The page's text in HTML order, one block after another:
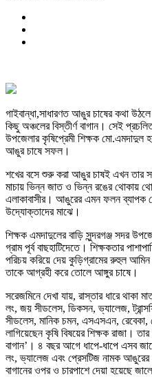
গাইবান্ধা,সাধারণত আঙুর চাষের কথা উঠলে
কিছু অঞ্চলের বিস্তীর্ণ বাগান। সেই
উপজেলার কৃষিপ্রেমী শিক্ষক মো.এমদাদুল
আঙুর চাষে সফল।
শখের বসে শুরু করা আঙুর চাষই এখন তার
মাচায় ভিন্ন জাত ও ভিন্ন রঙের থোকায়
এলাকাবাসীর। আঙুরের এমন ফলন ব্যাপক
উদ্যোক্তাদের মাঝে।
শিক্ষক এমদাদুলের বাড়ি সুন্দরগঞ্জ সদর
গ্রাম পূর্ব বাছহাটিদেতে। শিক্ষকতার
পরিচয় করিয়ে দেয় কুড়িগ্রামের রুহুল
তাকে আগ্রহী করে তোলে আঙ্গুর চাষে।
সরেজমিনে দেখা যায়, রাস্তার ধারে
লং, জয় সীডলেস, ডিকসন, ভ্যালেজ,
সীডলেস, মানিক চমন, এসএসএন,
লাগিয়েছেন কৃষি বিষয়ের শিক্ষক রাজা।
বাগান’। ৪ বছর আগে ধাপে-ধাপে এসব
লং, ভ্যালেজ এবং প্রেসটিজ নামক
বাগানের ওপর ও চারপাশে দেয়া হয়েছে